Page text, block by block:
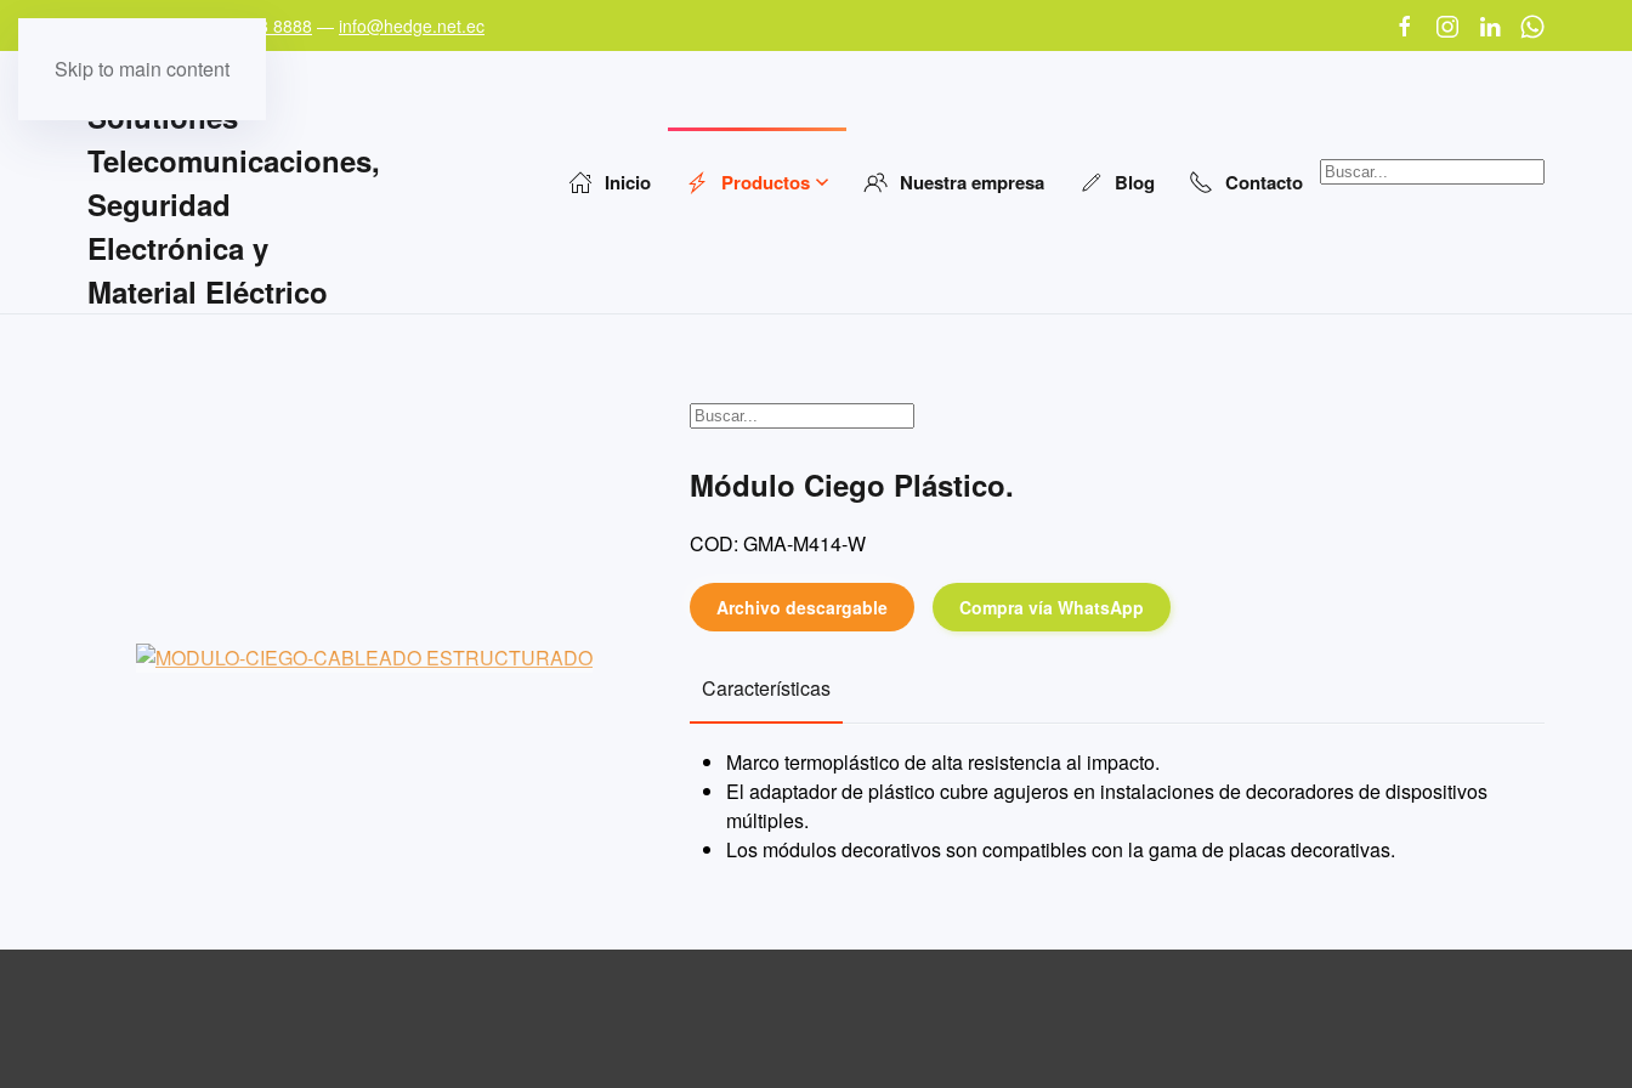
Skip to main content
Teléfono: +593 97 978 8888 — info@hedge.net.ec
Inicio Productos Nuestra empresa Blog Contacto
Módulo Ciego Plástico.
COD: GMA-M414-W
Archivo descargable Compra vía WhatsApp
Características
Marco termoplástico de alta resistencia al impacto.
El adaptador de plástico cubre agujeros en instalaciones de decoradores de dispositivos
múltiples.
Los módulos decorativos son compatibles con la gama de placas decorativas.